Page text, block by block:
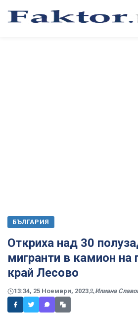
БЪЛГАРИЯ
Откриха над 30
мигранти в камион на
край Лесово
13:34, 25 Ноември, 2023 Илиана